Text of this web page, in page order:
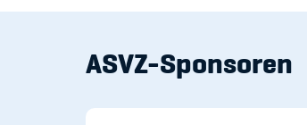
ASVZ-Sponsoren